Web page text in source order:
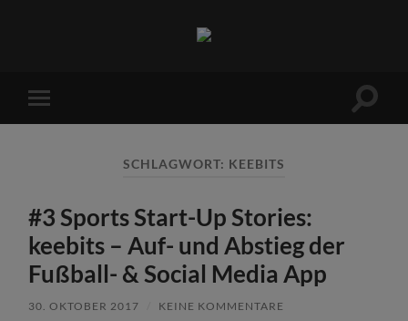
Sports
Mobile-
Menü
SCHLAGWORT: KEEBITS
#3 Sports Start-Up Stories:
keebits – Auf- und Abstieg der
Fußball- & Social Media App
30. OKTOBER 2017 KEINE KOMMENTARE